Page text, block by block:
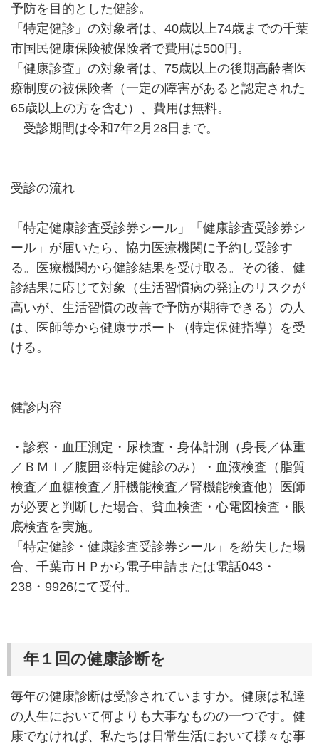
予防を目的とした健診。
「特定健診」の対象者は、40歳以上74歳までの千葉
市国民健康保険被保険者で費用は500円。
「健康診査」の対象者は、75歳以上の後期高齢者医
療制度の被保険者（一定の障害があると認定された
65歳以上の方を含む）、費用は無料。
受診期間は令和7年2月28日まで。
受診の流れ
「特定健康診査受診券シール」「健康診査受診券シ
ール」が届いたら、協力医療機関に予約し受診す
る。医療機関から健診結果を受け取る。その後、健
診結果に応じて対象（生活習慣病の発症のリスクが
高いが、生活習慣の改善で予防が期待できる）の人
は、医師等から健康サポート（特定保健指導）を受
ける。
健診内容
・診察・血圧測定・尿検査・身体計測（身長／体重
／ＢＭＩ／腹囲※特定健診のみ）・血液検査（脂質
検査／血糖検査／肝機能検査／腎機能検査他）医師
が必要と判断した場合、貧血検査・心電図検査・眼
底検査を実施。
「特定健診・健康診査受診券シール」を紛失した場
合、千葉市ＨＰから電子申請または電話043・
238・9926にて受付。
年１回の健康診断を
毎年の健康診断は受診されていますか。健康は私達
の人生において何よりも大事なものの一つです。健
康でなければ、私たちは日常生活において様々な事